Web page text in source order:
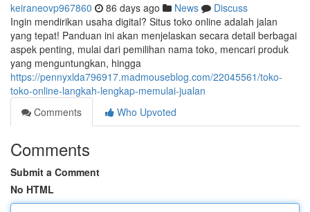
keiraneovp967860 86 days ago News
Discuss
Ingin mendirikan usaha digital? Situs toko online adalah jalan
yang tepat! Panduan ini akan menjelaskan secara detail berbagai
aspek penting, mulai dari pemilihan nama toko, mencari produk
yang menguntungkan, hingga
https://pennyxlda796917.madmouseblog.com/22045561/toko-
toko-online-langkah-lengkap-memulai-jualan
Comments
Who Upvoted
Comments
Submit a Comment
No HTML